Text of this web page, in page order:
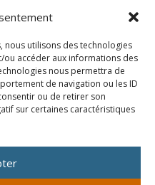
nous utilisons des technologies
accéder aux informations des
nous permettra de
de navigation ou les ID
ou de retirer son
sur certaines caractéristiques
451-5203
: